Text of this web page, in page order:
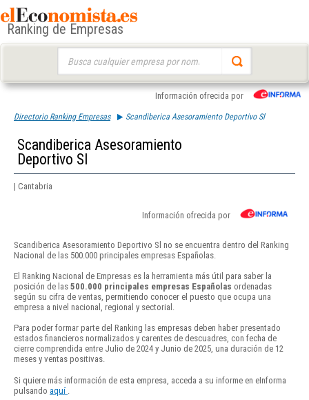
Ranking de Empresas
Información ofrecida por
Directorio Ranking Empresas Scandiberica Asesoramiento Deportivo Sl
Scandiberica Asesoramiento
Deportivo Sl
| Cantabria
Información ofrecida por
Scandiberica Asesoramiento Deportivo Sl no se encuentra dentro del Ranking
Nacional de las 500.000 principales empresas Españolas.
El Ranking Nacional de Empresas es la herramienta más útil para saber la
posición de las 500.000 principales empresas Españolas ordenadas
según su cifra de ventas, permitiendo conocer el puesto que ocupa una
empresa a nivel nacional, regional y sectorial.
Para poder formar parte del Ranking las empresas deben haber presentado
estados financieros normalizados y carentes de descuadres, con fecha de
cierre comprendida entre Julio de 2024 y Junio de 2025, una duración de 12
meses y ventas positivas.
Si quiere más información de esta empresa, acceda a su informe en eInforma
pulsando aquí